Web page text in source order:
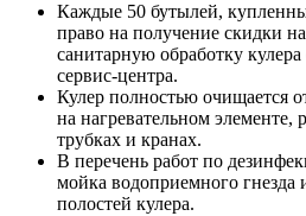
Каждые 50 бутылей,
право на получение скидки
санитарную обработку
сервис-центра.
Кулер полностью очищается
на нагревательном элементе,
трубках и кранах.
В перечень работ по
мойка водоприемного гнезда
полостей кулера.